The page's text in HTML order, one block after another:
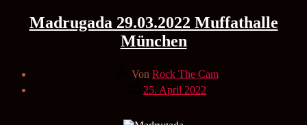
Madrugada 29.03.2022 Muffathalle
München
Beitragsautor
Von Rock The Cam
Veröffentlichungsdatum
25. April 2022